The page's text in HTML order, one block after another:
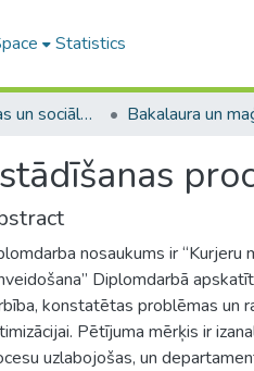
Statistics
A -- Ekonomikas un sociālo zinātņu fakultāte / Faculty of Economics and Social Sciences
nosaukums ir “Kurjeru
Diplomdarbā
konstatētas problēmas un
Pētījuma mērķis ir
uzlabojošas, un